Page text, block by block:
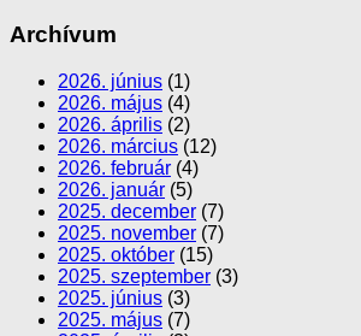
Archívum
2026. június (1)
2026. május (4)
2026. április (2)
2026. március (12)
2026. február (4)
2026. január (5)
2025. december (7)
2025. november (7)
2025. október (15)
2025. szeptember (3)
2025. június (3)
2025. május (7)